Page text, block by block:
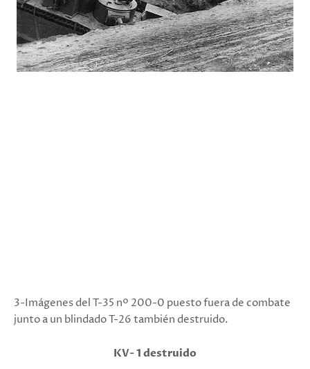
3-Imágenes del T-35 nº 200-0 puesto fuera de combate
junto a un blindado T-26 también destruido.
KV- 1 destruido